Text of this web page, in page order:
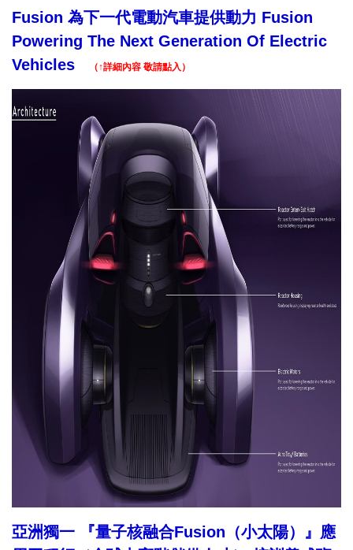
Fusion 為下一代電動汽車提供動力 Fusion
Powering The Next Generation Of Electric
Vehicles
（↑詳細內容 敬請點入）
亞洲獨一 『量子核融合Fusion（小太陽）』應